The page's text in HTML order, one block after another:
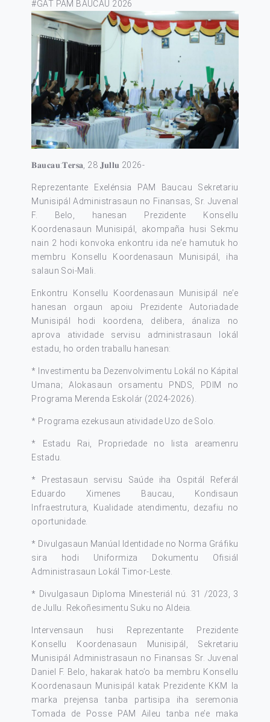
#GAT PAM BAUCAU 2026
𝐁𝐚𝐮𝐜𝐚𝐮:𝐓𝐞𝐫𝐬𝐚, 28 𝐉𝐮𝐥𝐥𝐮 2026-
Reprezentante Exelénsia PAM Baucau Sekretariu
Munisipál Administrasaun no Finansas, Sr. Juvenal
F. Belo, hanesan Prezidente Konsellu
Koordenasaun Munisipál, akompaña husi Sekmu
nain 2 hodi konvoka enkontru ida ne’e hamutuk ho
membru Konsellu Koordenasaun Munisipál, iha
salaun Soi-Mali.
Enkontru Konsellu Koordenasaun Munisipál ne’e
hanesan orgaun apoiu Prezidente Autoriadade
Munisipál hodi koordena, delibera, ánaliza no
aprova atividade servisu administrasaun lokál
estadu, ho orden traballu hanesan:
* Investimentu ba Dezenvolvimentu Lokál no Kápital
Umana; Alokasaun orsamentu PNDS, PDIM no
Programa Merenda Eskolár (2024-2026).
* Programa ezekusaun atividade Uzo de Solo.
* Estadu Rai, Propriedade no lista areamenru
Estadu.
* Prestasaun servisu Saúde iha Ospitál Referál
Eduardo Ximenes Baucau, Kondisaun
Infraestrutura, Kualidade atendimentu, dezafiu no
oportunidade.
* Divulgasaun Manúal Identidade no Norma Gráfiku
sira hodi Uniformiza Dokumentu Ofisiál
Administrasaun Lokál Timor-Leste.
* Divulgasaun Diploma Minesteriál nú. 31 /2023, 3
de Jullu. Rekoñesimentu Suku no Aldeia.
Intervensaun husi Reprezentante Prezidente
Konsellu Koordenasaun Munisipál, Sekretariu
Munisipál Administrasaun no Finansas Sr. Juvenal
Daniel F. Belo, hakarak hato’o ba membru Konsellu
Koordenasaun Munisipál katak Prezidente KKM la
marka prejensa tanba partisipa iha seremonia
Tomada de Posse PAM Aileu tanba ne’e maka